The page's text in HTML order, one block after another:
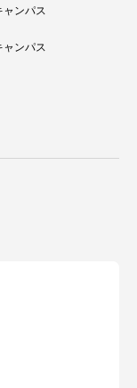
ャンパス
ャンパス
人材像と３つの